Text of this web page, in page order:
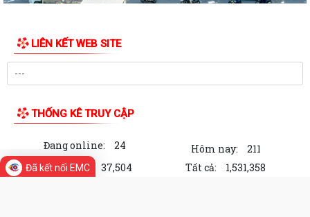
PHƯỜNG HỒNG AN ĐẨY MẠNH TUYÊN TRUYỀN, HƯỞNG ỨNG GIẢI BÁO
ĐOÀN GIÁM SÁT CỦA UỶ BAN MTTQ VIỆT NAM THÀNH PHỐ GIÁM
SÁT VIỆC THỰC HIỆN GIẢI QUYẾT THỦ TỤC HÀNH...
NQ/TW VÀ NGHỊ QUYẾT SỐ 10-NQ/TW CỦA BỘ CHÍNH...
tặng quà các gia đình chính sách...
Đảng uỷ phường Hồng An sơ kết công tác bảo vệ nền tảng tư tưởng
LIÊN KẾT WEB SITE
THỐNG KÊ TRUY CẬP
Đang online: 24 Hôm nay:
211
Trong tuần:
37,504 Tất cả: 1,531,358
Đã kết nối EMC